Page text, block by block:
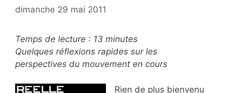
dimanche 29 mai 2011
Temps de lecture : 13 minutes
Quelques réflexions rapides sur les
perspectives du mouvement en cours
Rien de plus bienvenu